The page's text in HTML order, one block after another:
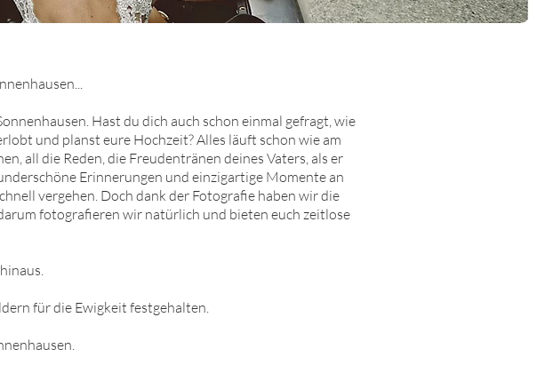
ausen...
ausen. Hast du dich auch schon einmal gefragt, wie
und planst eure Hochzeit? Alles läuft schon wie am
all die Reden, die Freudentränen deines Vaters, als er
Erinnerungen und einzigartige Momente an
vergehen. Doch dank der Fotografie haben wir die
fotografieren wir natürlich und bieten euch zeitlose
für die Ewigkeit festgehalten.
ausen.